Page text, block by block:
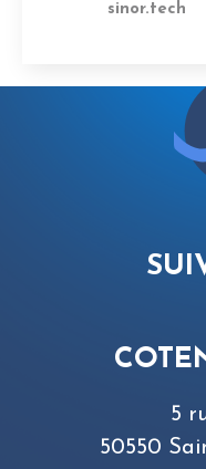
sinor.tech
5
50550